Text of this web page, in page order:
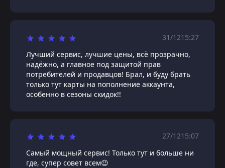
31/1215:27
Лучший сервис, лучшие цены, всё прозрачно,
надёжно, а главное под защитой прав
потребителей и продавцов! Брал, и буду брать
только тут карты на пополнение аккаунта,
особенно в сезоны скидок!!
27/1215:07
Самый мощный сервис! Только тут и больше ни
где, супер совет всем😉